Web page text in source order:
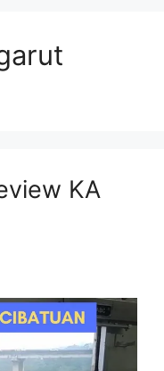
KA